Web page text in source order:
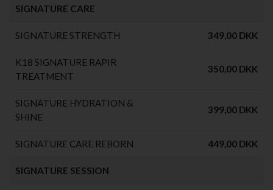
SIGNATURE CARE
SIGNATURE STRENGTH 349,00 DKK
K18 SIGNATURE RAPIR
TREATMENT
350,00 DKK
SIGNATURE HYDRATION &
SHINE
399,00 DKK
SIGNATURE CARE REBORN 449,00 DKK
SIGNATURE SESSION